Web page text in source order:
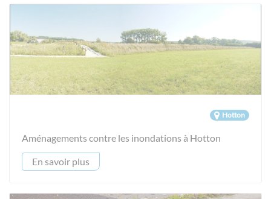
Hotton
Aménagements contre les inondations à Hotton
En savoir plus